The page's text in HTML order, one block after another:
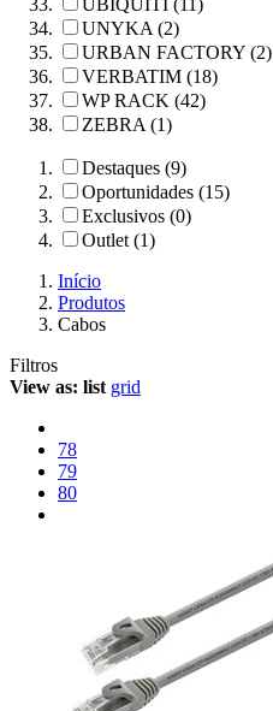
UBIQUITI (11)
UNYKA (2)
URBAN FACTORY (2)
VERBATIM (18)
WP RACK (42)
ZEBRA (1)
Destaques (9)
Oportunidades (15)
Exclusivos (0)
Outlet (1)
Início
Produtos
Cabos
Filtros
View as: list grid
78
79
80